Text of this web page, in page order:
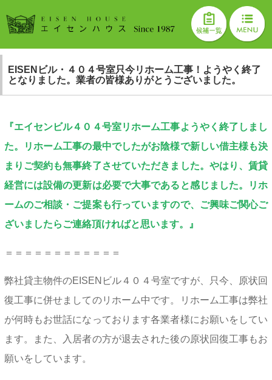
EISENビル・４０４号室只今リホーム工事！ようやく終了
となりました。業者の皆様ありがとうございました。
『エイセンビル４０４号室リホーム工事ようやく終了しまし
た。リホーム工事の最中でしたがお陰様で新しい借主様も決
まりご契約も無事終了させていただきました。やはり、賃貸
経営には設備の更新は必要で大事であると感じました。リホ
ームのご相談・ご提案も行っていますので、ご興味ご関心ご
ざいましたらご連絡頂ければと思います。』
＝＝＝＝＝＝＝＝＝＝＝＝
弊社貸主物件のEISENビル４０４号室ですが、只今、原状回
復工事に併せましてのリホーム中です。リホーム工事は弊社
が何時もお世話になっております各業者様にお願いをしてい
ます。また、入居者の方が退去された後の原状回復工事もお
願いをしています。